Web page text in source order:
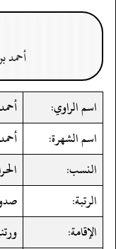
أحمد
اسم الراوي:
اسم الشهرة:
النسب:
الرتبة:
الإقامة: